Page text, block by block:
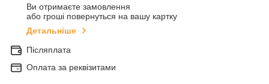
Ви отримаєте замовлення
або гроші повернуться на вашу картку
Детальніше
Післяплата
Оплата за реквізитами